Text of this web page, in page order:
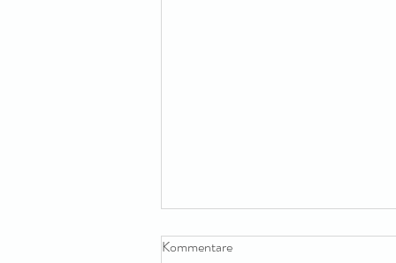
Kommentare